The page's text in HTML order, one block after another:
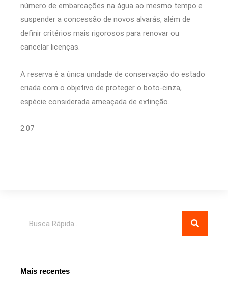
número de embarcações na água ao mesmo tempo e
suspender a concessão de novos alvarás, além de
definir critérios mais rigorosos para renovar ou
cancelar licenças.
A reserva é a única unidade de conservação do estado
criada com o objetivo de proteger o boto-cinza,
espécie considerada ameaçada de extinção.
2:07
Mais recentes